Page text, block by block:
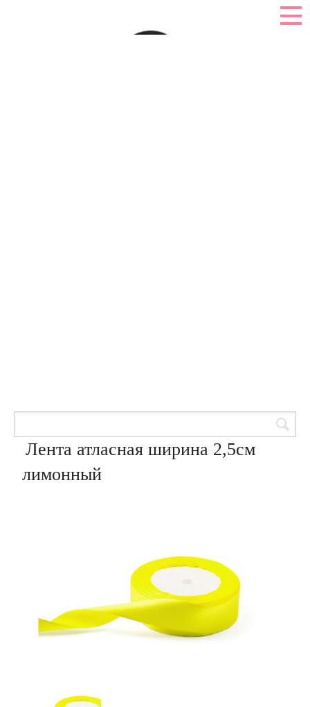
Лента атласная ширина 2,5см
лимонный